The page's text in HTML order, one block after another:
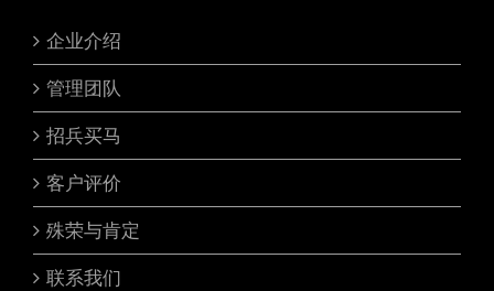
企业介绍
管理团队
招兵买马
客户评价
殊荣与肯定
联系我们